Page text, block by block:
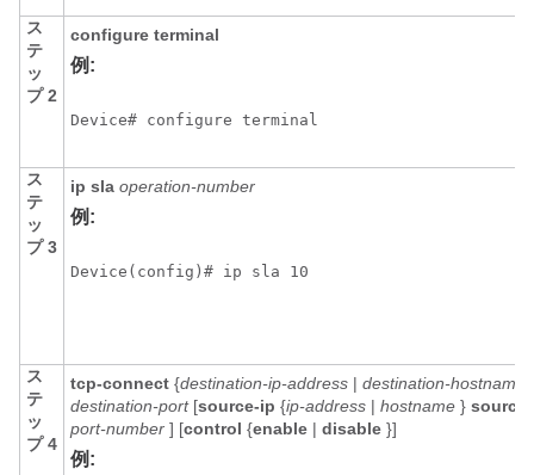
ス
テ
ッ
プ 2
configure terminal
例:
Device# configure terminal
ス
テ
ッ
プ 3
ip sla operation-number
例:
Device(config)# ip sla 10
ス
テ
ッ
プ 4
tcp-connect {destination-ip-address | destination-hostname
destination-port [source-ip {ip-address | hostname }
port-number ] [control {enable | disable }]
例: